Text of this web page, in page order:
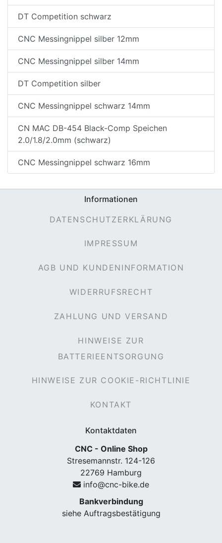
DT Competition schwarz
CNC Messingnippel silber 12mm
CNC Messingnippel silber 14mm
DT Competition silber
CNC Messingnippel schwarz 14mm
CN MAC DB-454 Black-Comp Speichen
2.0/1.8/2.0mm (schwarz)
CNC Messingnippel schwarz 16mm
Informationen
DATENSCHUTZERKLÄRUNG
IMPRESSUM
AGB UND KUNDENINFORMATION
WIDERRUFSRECHT
ZAHLUNG UND VERSAND
HINWEISE ZUR
BATTERIEENTSORGUNG
HINWEISE ZUR COOKIE-RICHTLINIE
KONTAKT
Kontaktdaten
CNC - Online Shop
Stresemannstr. 124-126
22769 Hamburg
info@cnc-bike.de
Bankverbindung
siehe Auftragsbestätigung